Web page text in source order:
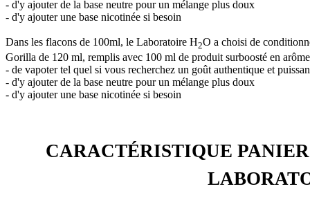
- d'y ajouter de la base neutre pour un mélange plus doux
- d'y ajouter une base nicotinée si besoin
Dans les flacons de 100ml, le Laboratoire H2O a choisi de
Gorilla de 120 ml, remplis avec 100 ml de produit surboosté en
- de vapoter tel quel si vous recherchez un goût authentique et
- d'y ajouter de la base neutre pour un mélange plus doux
- d'y ajouter une base nicotinée si besoin
CARACTÉRISTIQUE